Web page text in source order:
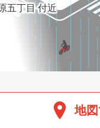
五丁目 付近
地